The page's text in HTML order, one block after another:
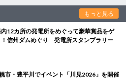
もっと見る
内12カ所の発電所をめぐって豪華賞品をゲ
！信州ダムめぐり 発電所スタンプラリー
・豊平川でイベント「川見2026」を開催